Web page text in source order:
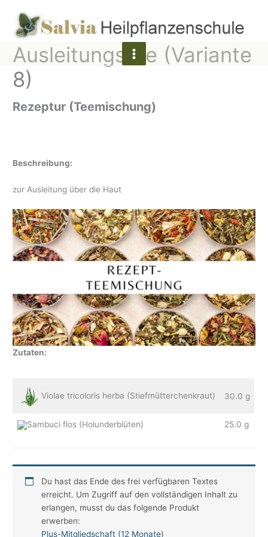
Inhalt
springen
Ausleitungstee (Variante
8)
Rezeptur (Teemischung)
Beschreibung:
zur Ausleitung über die Haut
Zutaten:
Violae tricoloris herba (Stiefmütterchenkraut) 30.0 g
Sambuci flos (Holunderblüten) 25.0 g
Du hast das Ende des frei verfügbaren Textes
erreicht. Um Zugriff auf den vollständigen Inhalt zu
erlangen, musst du das folgende Produkt
erwerben:
Plus-Mitgliedschaft (12 Monate)